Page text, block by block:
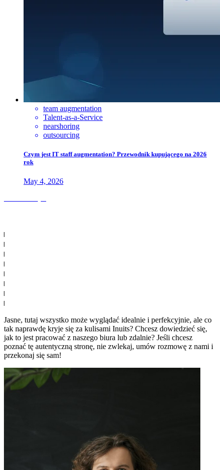
team augmentation
Talent-as-a-Service
nearshoring
outsourcing
Czym jest IT staff augmentation? Przewodnik kupującego na 2026
rok
May 4, 2026
Jasne, tutaj wszystko może wyglądać idealnie i perfekcyjnie, ale co
tak naprawdę kryje się za kulisami Inuits? Chcesz dowiedzieć się,
jak to jest pracować z naszego biura lub zdalnie? Jeśli chcesz
poznać tę autentyczną stronę, nie zwlekaj, umów rozmowę z nami i
przekonaj się sam!